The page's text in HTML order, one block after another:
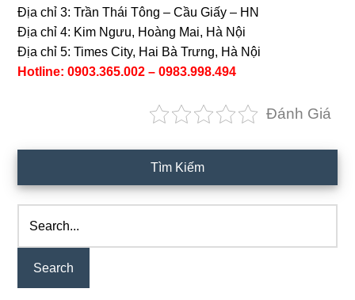
Địa chỉ 3: Trần Thái Tông – Cầu Giấy – HN
Địa chỉ 4: Kim Ngưu, Hoàng Mai, Hà Nội
Địa chỉ 5: Times City, Hai Bà Trưng, Hà Nội
Hotline: 0903.365.002 – 0983.998.494
Đánh Giá
Sidebar
Tìm Kiếm